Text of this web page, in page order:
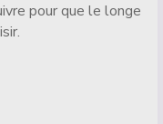
pour que le longe